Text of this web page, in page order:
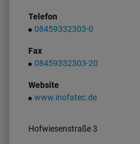
Hofwiesenstraße 3
Telefon
08459332303-0
Fax
08459332303-20
Website
www.inofatec.de